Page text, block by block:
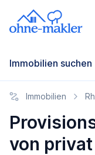
Immobilien suchen
Immobilien
von